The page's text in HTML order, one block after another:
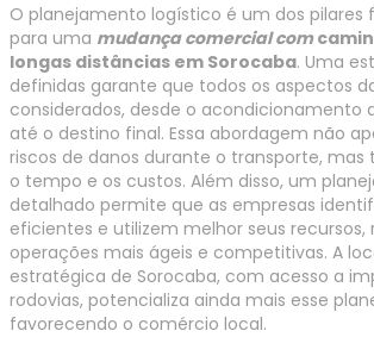
O planejamento logístico é um dos pilares
para uma mudança comercial com
longas distâncias em Sorocaba. Uma
definidas garante que todos os aspectos
considerados, desde o acondicionamento
até o destino final. Essa abordagem não
riscos de danos durante o transporte,
o tempo e os custos. Além disso, um
detalhado permite que as empresas
eficientes e utilizem melhor seus recursos,
operações mais ágeis e competitivas. A
estratégica de Sorocaba, com acesso a
rodovias, potencializa ainda mais esse
favorecendo o comércio local.